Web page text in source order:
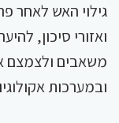
גילוי האש לאחר
ואזורי סיכון,
משאבים ולצמצם
ובמערכות